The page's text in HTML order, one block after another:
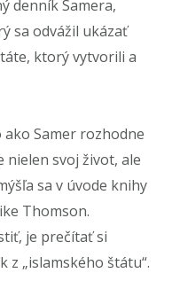
denník Samera,
sa odvážil ukázať
ktorý vytvorili a
ako Samer rozhodne
nielen svoj život, ale
sa v úvode knihy
Thomson.
je prečítať si
z „islamského štátu“.